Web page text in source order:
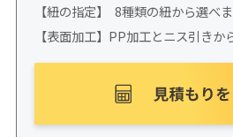
【紐の指定】 8種類の紐から選べ
【表面加工】PP加工とニス引きか